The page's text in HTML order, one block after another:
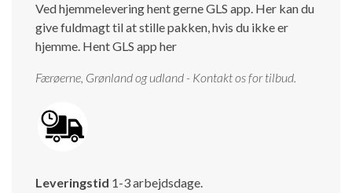
Ved hjemmelevering hent gerne GLS app. Her kan du
give fuldmagt til at stille pakken, hvis du ikke er
hjemme. Hent GLS app her
Færøerne, Grønland og udland - Kontakt os for tilbud.
Leveringstid 1-3 arbejdsdage.